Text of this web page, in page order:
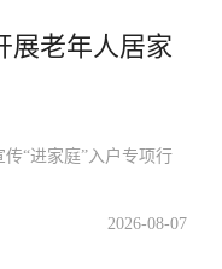
老年人居家
“进家庭”入户专项行
2026-08-07